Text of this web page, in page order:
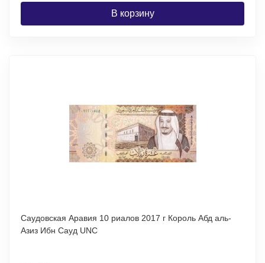
В корзину
Саудовская Аравия 10 риалов 2017 г Король Абд аль-
Азиз Ибн Сауд UNC